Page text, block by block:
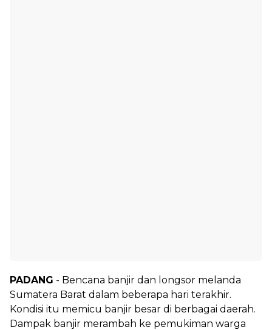
PADANG - Bencana banjir dan longsor melanda
Sumatera Barat dalam beberapa hari terakhir.
Kondisi itu memicu banjir besar di berbagai daerah.
Dampak banjir merambah ke pemukiman warga